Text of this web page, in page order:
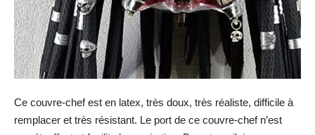
Ce couvre-chef est en latex, très doux, très réaliste, difficile à
remplacer et très résistant. Le port de ce couvre-chef n’est